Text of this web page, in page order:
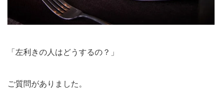
「左利きの人はどうするの？」
ご質問がありました。